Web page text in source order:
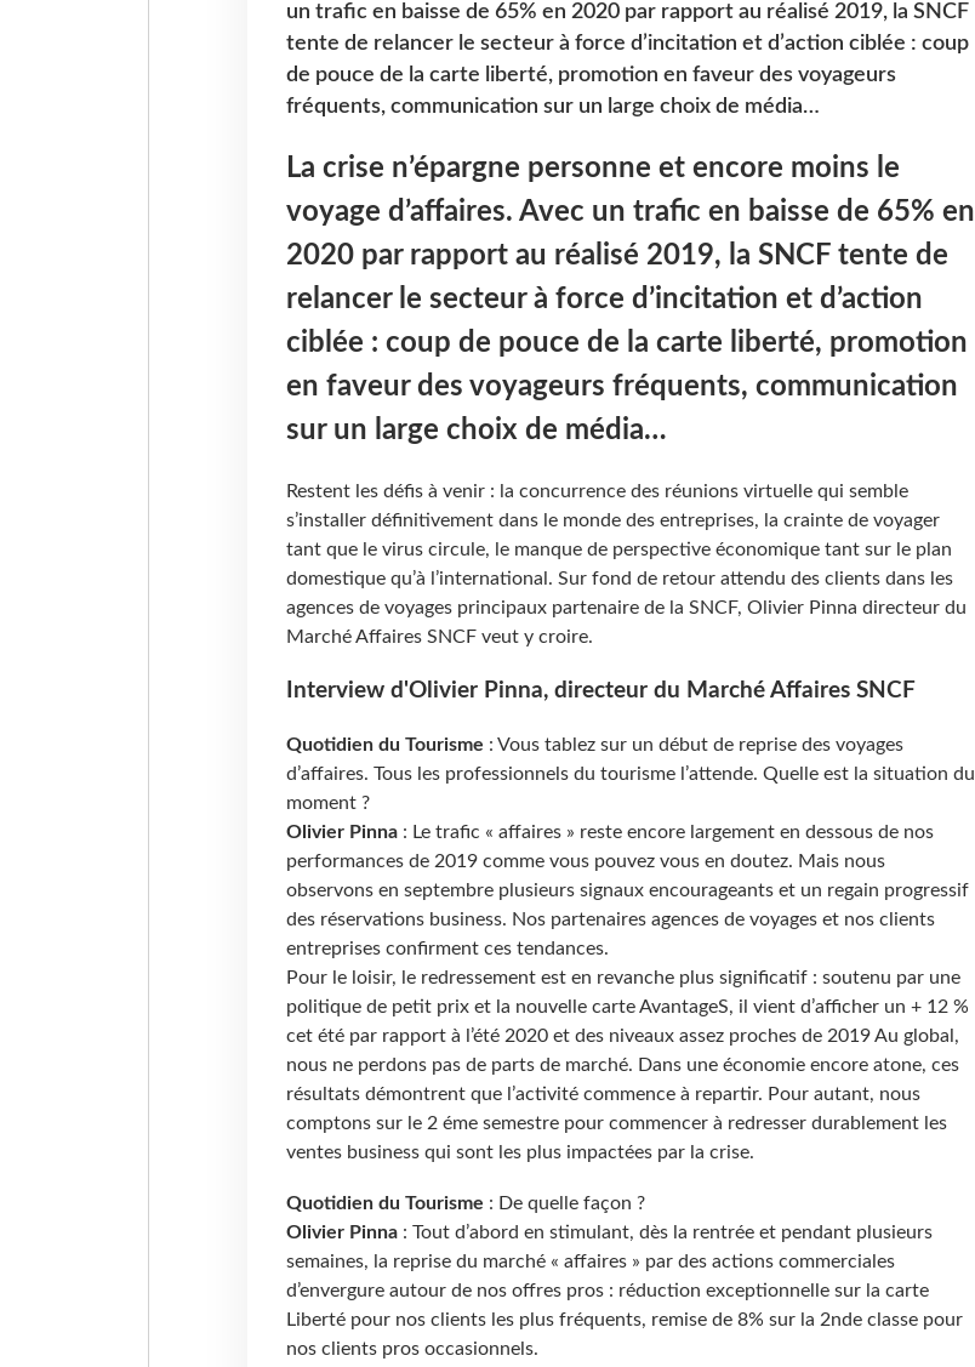
un trafic en baisse de 65% en 2020 par rapport au réalisé 2019, la SNCF
tente de relancer le secteur à force d’incitation et d’action ciblée : coup
de pouce de la carte liberté, promotion en faveur des voyageurs
fréquents, communication sur un large choix de média…
La crise n’épargne personne et encore moins le
voyage d’affaires. Avec un trafic en baisse de 65% en
2020 par rapport au réalisé 2019, la SNCF tente de
relancer le secteur à force d’incitation et d’action
ciblée : coup de pouce de la carte liberté, promotion
en faveur des voyageurs fréquents, communication
sur un large choix de média…
Restent les défis à venir : la concurrence des réunions virtuelle qui semble
s’installer définitivement dans le monde des entreprises, la crainte de voyager
tant que le virus circule, le manque de perspective économique tant sur le plan
domestique qu’à l’international. Sur fond de retour attendu des clients dans les
agences de voyages principaux partenaire de la SNCF, Olivier Pinna directeur du
Marché Affaires SNCF veut y croire.
Interview d'Olivier Pinna, directeur du Marché Affaires SNCF
Quotidien du Tourisme : Vous tablez sur un début de reprise des voyages
d’affaires. Tous les professionnels du tourisme l’attende. Quelle est la situation du
moment ?
Olivier Pinna: Le trafic « affaires » reste encore largement en dessous de nos
performances de 2019 comme vous pouvez vous en doutez. Mais nous
observons en septembre plusieurs signaux encourageants et un regain progressif
des réservations business. Nos partenaires agences de voyages et nos clients
entreprises confirment ces tendances.
Pour le loisir, le redressement est en revanche plus significatif : soutenu par une
politique de petit prix et la nouvelle carte AvantageS, il vient d’afficher un + 12 %
cet été par rapport à l’été 2020 et des niveaux assez proches de 2019 Au global,
nous ne perdons pas de parts de marché. Dans une économie encore atone, ces
résultats démontrent que l’activité commence à repartir. Pour autant, nous
comptons sur le 2 éme semestre pour commencer à redresser durablement les
ventes business qui sont les plus impactées par la crise.
Quotidien du Tourisme : De quelle façon ?
Olivier Pinna: Tout d’abord en stimulant, dès la rentrée et pendant plusieurs
semaines, la reprise du marché « affaires » par des actions commerciales
d’envergure autour de nos offres pros : réduction exceptionnelle sur la carte
Liberté pour nos clients les plus fréquents, remise de 8% sur la 2nde classe pour
nos clients pros occasionnels.